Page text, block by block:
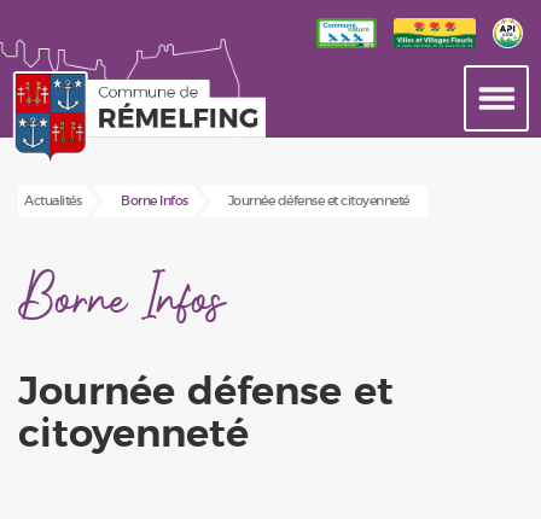
Actualités Borne Infos Journée défense et citoyenneté
Borne Infos
Journée défense et
citoyenneté